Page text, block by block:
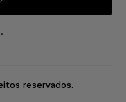
.
reservados.